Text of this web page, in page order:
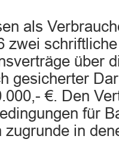
als
zwei schriftliche
über
gesicherter
€. Den
für
zugrunde in